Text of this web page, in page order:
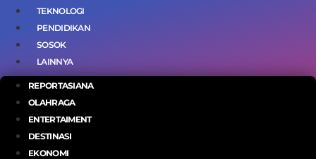
TEKNOLOGI
PENDIDIKAN
SOSOK
LAINNYA
REPORTASIANA
OLAHRAGA
ENTERTAIMENT
DESTINASI
EKONOMI